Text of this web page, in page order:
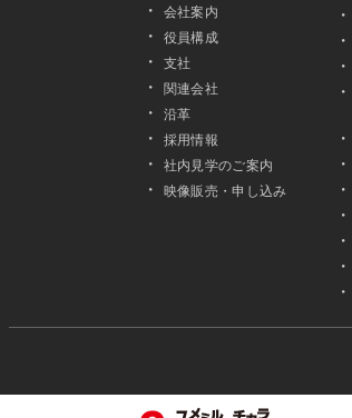
会社案内
役員構成
支社
関連会社
沿革
採用情報
社内見学のご案内
映像販売・申し込み